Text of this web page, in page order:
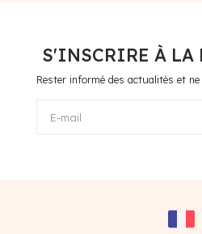
S'INSCRIRE À LA
Rester informé des actualités et
E-mail